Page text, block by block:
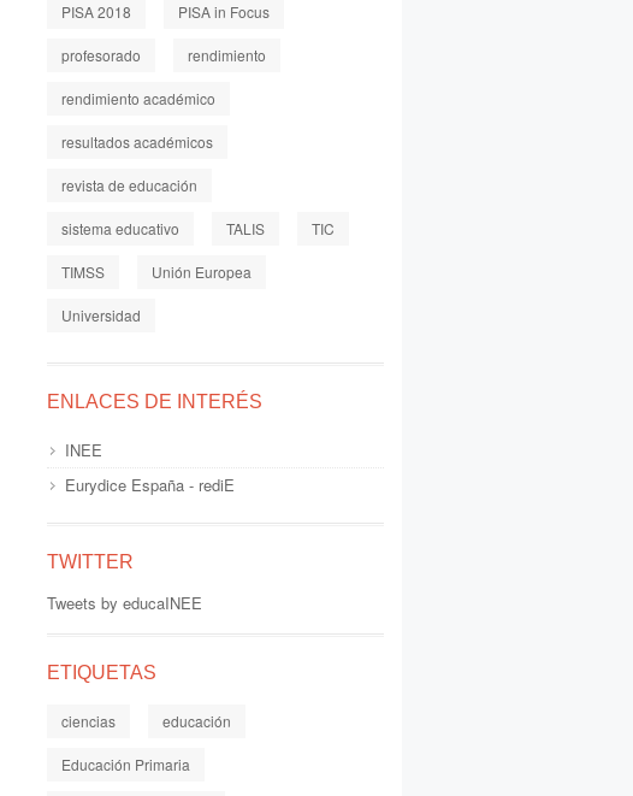
PISA 2018 PISA in Focus
profesorado rendimiento
rendimiento académico
resultados académicos
revista de educación
sistema educativo TALIS TIC
TIMSS Unión Europea
Universidad
ENLACES DE INTERÉS
INEE
Eurydice España - rediE
TWITTER
Tweets by educaINEE
ETIQUETAS
ciencias educación
Educación Primaria